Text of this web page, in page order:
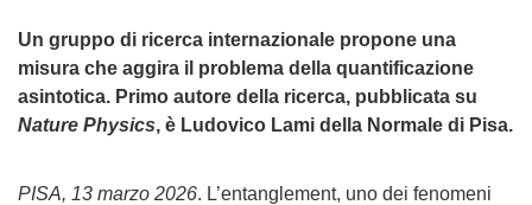
Un gruppo di ricerca internazionale propone una
misura che aggira il problema della quantificazione
asintotica. Primo autore della ricerca, pubblicata su
Nature Physics, è Ludovico Lami della Normale di Pisa.
PISA, 13 marzo 2026. L’entanglement, uno dei fenomeni